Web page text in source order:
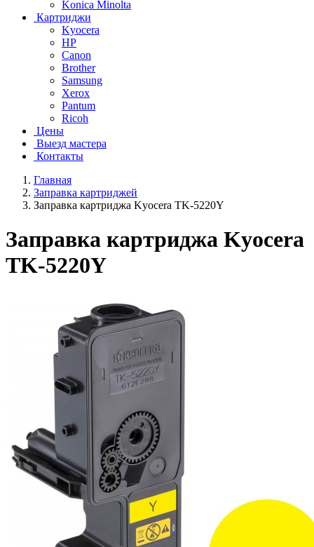
Konica Minolta
Картриджи
Kyocera
HP
Canon
Brother
Samsung
Xerox
Pantum
Ricoh
Цены
Выезд мастера
Контакты
Главная
Заправка картриджей
Заправка картриджа Kyocera TK-5220Y
Заправка картриджа Kyocera
TK-5220Y